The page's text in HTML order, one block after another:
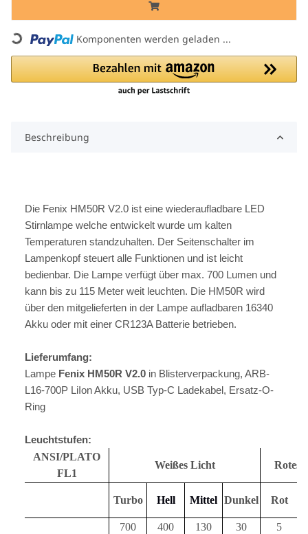
Loading... Komponenten werden geladen ...
Beschreibung
Die Fenix HM50R V2.0 ist eine wiederaufladbare LED
Stirnlampe welche entwickelt wurde um kalten
Temperaturen standzuhalten. Der Seitenschalter im
Lampenkopf steuert alle Funktionen und ist leicht
bedienbar. Die Lampe verfügt über max. 700 Lumen und
kann bis zu 115 Meter weit leuchten. Die HM50R wird
über den mitgelieferten in der Lampe aufladbaren 16340
Akku oder mit einer CR123A Batterie betrieben.
Lieferumfang:
Lampe Fenix HM50R V2.0 in Blisterverpackung, ARB-
L16-700P LiIon Akku, USB Typ-C Ladekabel, Ersatz-O-
Ring
Leuchtstufen:
ANSI/PLATO
FL1
Weißes Licht Rotes
Turbo Hell Mittel Dunkel Rot
700
400
130
30
5